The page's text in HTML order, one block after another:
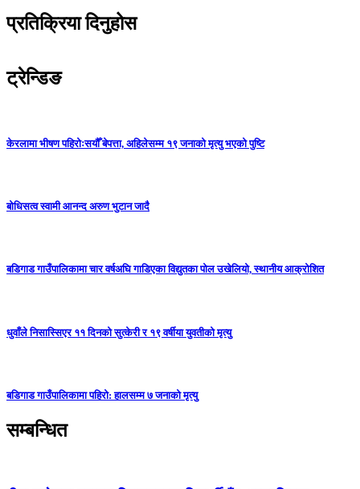
प्रतिक्रिया दिनुहोस
ट्रेन्डिङ
केरलामा भीषण पहिरोःसयौँ बेपत्ता, अहिलेसम्म १९ जनाको मृत्यु भएको पुष्टि
बोधिसत्व स्वामी आनन्द अरुण भुटान जादै
बडिगाड गाउँपालिकामा चार वर्षअघि गाडिएका विद्युतका पोल उखेलियो, स्थानीय आक्रोशित
धुवाँले निसास्सिएर ११ दिनको सुत्केरी र १९ वर्षीया युवतीको मृत्यु
बडिगाड गाउँपालिकामा पहिरो: हालसम्म ७ जनाको मृत्यु
सम्बन्धित